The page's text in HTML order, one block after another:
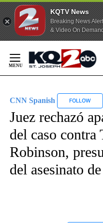
KQTV News
Breaking News
& Video On
Content
CNN Spanish FOLLOW
Juez rechazó
del caso contra
Robinson,
del asesinato